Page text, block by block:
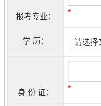
报考专业： *
学 历：
身 份 证： *